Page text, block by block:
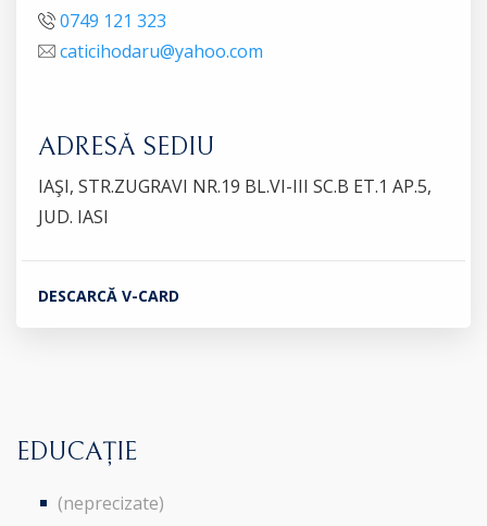
0749 121 323
caticihodaru@yahoo.com
ADRESĂ SEDIU
IAŞI, STR.ZUGRAVI NR.19 BL.VI-III SC.B ET.1 AP.5,
JUD. IASI
DESCARCĂ V-CARD
EDUCAȚIE
(neprecizate)